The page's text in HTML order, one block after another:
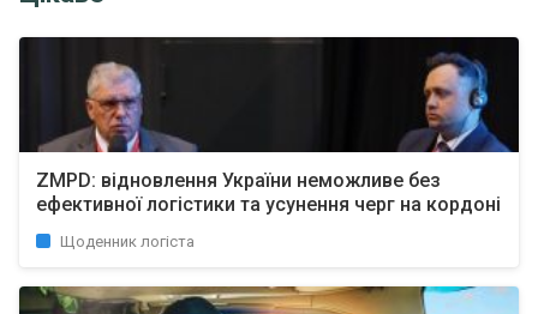
ZMPD: відновлення України неможливе без
ефективної логістики та усунення черг на кордоні
Щоденник логіста